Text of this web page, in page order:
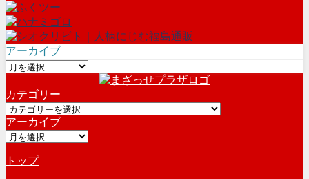
アーカイブ
ア
カ
イ
ブ
カテゴリー
カ
テ
ゴ
ー
アーカイブ
ア
カトップ